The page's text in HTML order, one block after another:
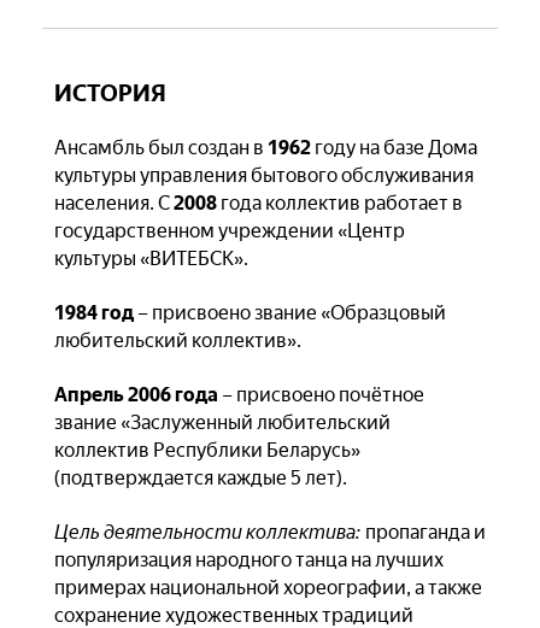
ИСТОРИЯ
Ансамбль был создан в 1962 году на базе Дома
культуры управления бытового обслуживания
населения. С2008года коллектив работает в
государственном учреждении «Центр
культуры «ВИТЕБСК».
1984 год– присвоено звание «Образцовый
любительский коллектив».
Апрель 2006 года – присвоено почётное
звание «Заслуженный любительский
коллектив Республики Беларусь»
(подтверждается каждые 5 лет).
Цель деятельности коллектива: пропаганда и
популяризация народного танца на лучших
примерах национальной хореографии, а также
сохранение художественных традиций